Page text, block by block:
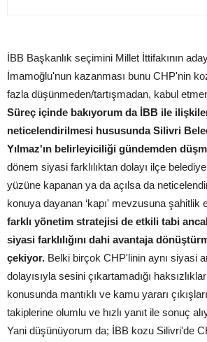
İBB Başkanlık seçimini Millet İttifakının
İmamoğlu'nun kazanması bunu CHP'nin
fazla düşünmeden/tartışmadan, kabul
Süreç içinde bakıyorum da İBB ile
neticelendirilmesi hususunda Silivri
Yılmaz'ın belirleyiciliği gündemden
dönem siyasi farklılıktan dolayı ilçe belediye
yüzüne kapanan ya da açılsa da
konuya dayanan ‘kapı' mevzusuna şahitlik
farklı yönetim stratejisi de etkili tabi
siyasi farklılığını dahi avantaja
çekiyor. Belki birçok CHP'linin aynı siyasi
dolayısıyla sesini çıkartamadığı
konusunda mantıklı ve kamu yararı
takiplerine olumlu ve hızlı yanıt ile sonuç
Yani düşünüyorum da; İBB kozu Silivri'de